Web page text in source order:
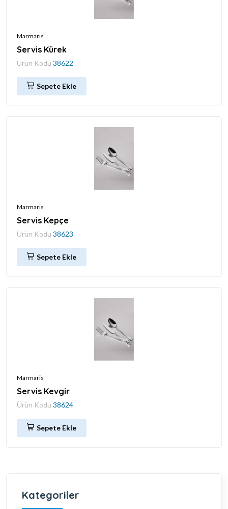
Marmaris
Servis Kürek
Ürün Kodu 38622
Sepete Ekle
Marmaris
Servis Kepçe
Ürün Kodu 38623
Sepete Ekle
Marmaris
Servis Kevgir
Ürün Kodu 38624
Sepete Ekle
Kategoriler